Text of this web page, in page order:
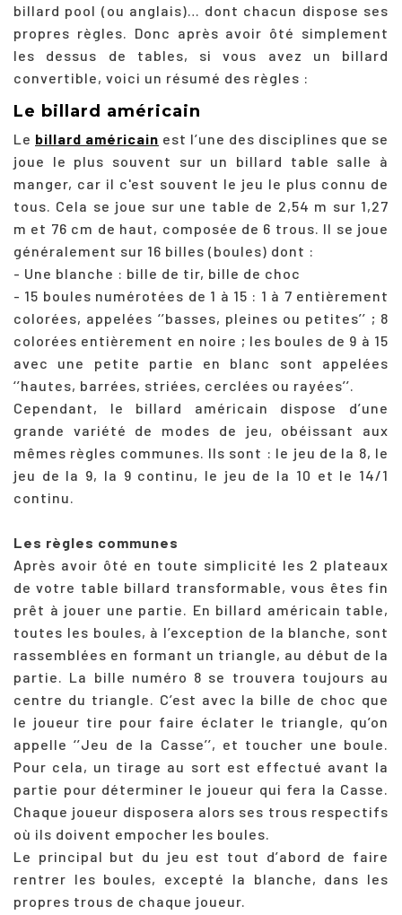
billard pool (ou anglais)… dont chacun dispose ses
propres règles. Donc après avoir ôté simplement
les dessus de tables, si vous avez un billard
convertible, voici un résumé des règles :
Le billard américain
Le billard américain est l’une des disciplines que se
joue le plus souvent sur un billard table salle à
manger, car il c'est souvent le jeu le plus connu de
tous. Cela se joue sur une table de 2,54 m sur 1,27
m et 76 cm de haut, composée de 6 trous. Il se joue
généralement sur 16 billes (boules) dont :
- Une blanche : bille de tir, bille de choc
- 15 boules numérotées de 1 à 15 : 1 à 7 entièrement
colorées, appelées ‘’basses, pleines ou petites’’ ; 8
colorées entièrement en noire ; les boules de 9 à 15
avec une petite partie en blanc sont appelées
‘’hautes, barrées, striées, cerclées ou rayées’’.
Cependant, le billard américain dispose d’une
grande variété de modes de jeu, obéissant aux
mêmes règles communes. Ils sont : le jeu de la 8, le
jeu de la 9, la 9 continu, le jeu de la 10 et le 14/1
continu.
Les règles communes
Après avoir ôté en toute simplicité les 2 plateaux
de votre table billard transformable, vous êtes fin
prêt à jouer une partie. En billard américain table,
toutes les boules, à l’exception de la blanche, sont
rassemblées en formant un triangle, au début de la
partie. La bille numéro 8 se trouvera toujours au
centre du triangle. C’est avec la bille de choc que
le joueur tire pour faire éclater le triangle, qu’on
appelle ‘’Jeu de la Casse’’, et toucher une boule.
Pour cela, un tirage au sort est effectué avant la
partie pour déterminer le joueur qui fera la Casse.
Chaque joueur disposera alors ses trous respectifs
où ils doivent empocher les boules.
Le principal but du jeu est tout d’abord de faire
rentrer les boules, excepté la blanche, dans les
propres trous de chaque joueur.